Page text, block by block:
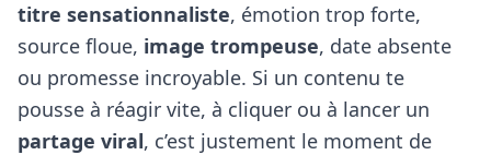
titre sensationnaliste, émotion trop forte,
source floue, image trompeuse, date absente
ou promesse incroyable. Si un contenu te
pousse à réagir vite, à cliquer ou à lancer un
partage viral, c’est justement le moment de